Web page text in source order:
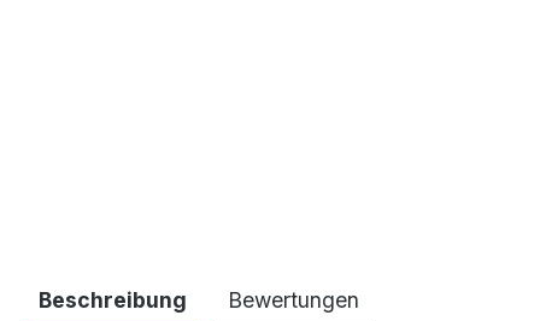
Beschreibung Bewertungen